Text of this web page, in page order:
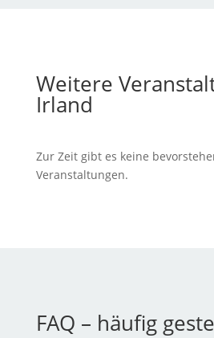
Weitere
Irland
Zur Zeit gibt es keine
Veranstaltungen.
FAQ – häufig